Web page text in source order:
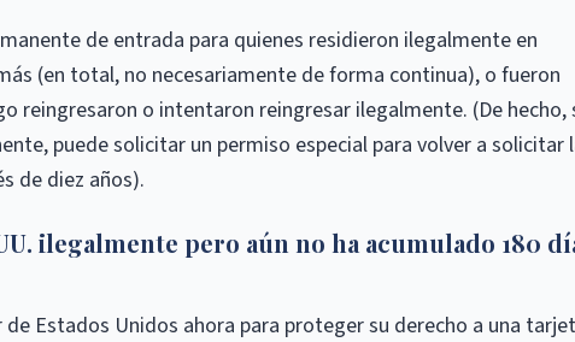
de entrada para quienes residieron ilegalmente en
(en total, no necesariamente de forma continua), o fueron
reingresaron o intentaron reingresar ilegalmente. (De hecho,
puede solicitar un permiso especial para volver a solicitar
de diez años).
ilegalmente pero aún no ha acumulado 180
Estados Unidos ahora para proteger su derecho a una